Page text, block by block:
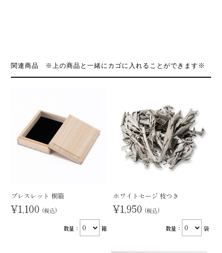
関連商品 ※上の商品と一緒にカゴに入れることができます※
ブレスレット 桐箱
¥1,100 (税込)
数量： 箱
ホワイトセージ 枝つき
¥1,950 (税込)
数量： 袋